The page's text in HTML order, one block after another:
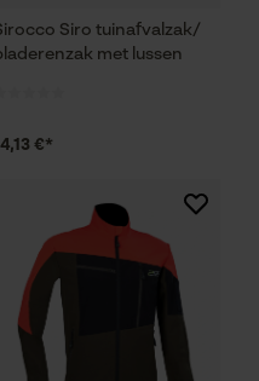
Siro tuinafvalzak/
met lussen
€*
homepage